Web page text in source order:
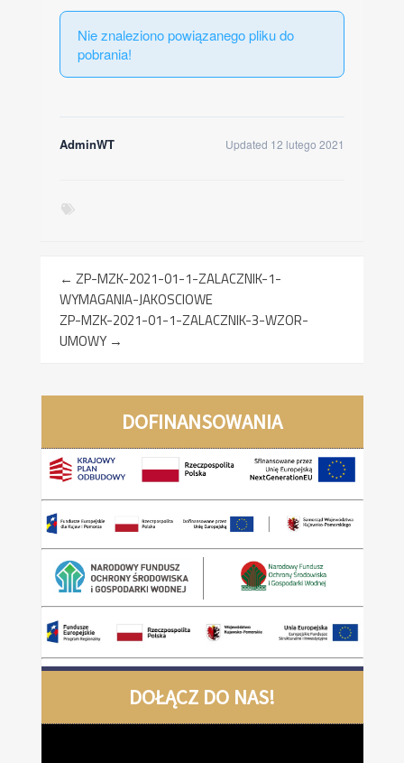
Nie znaleziono powiązanego pliku do
pobrania!
AdminWT Updated 12 lutego 2021
← ZP-MZK-2021-01-1-ZALACZNIK-1-
WYMAGANIA-JAKOSCIOWE
ZP-MZK-2021-01-1-ZALACZNIK-3-WZOR-
UMOWY →
DOFINANSOWANIA
DOŁĄCZ DO NAS!